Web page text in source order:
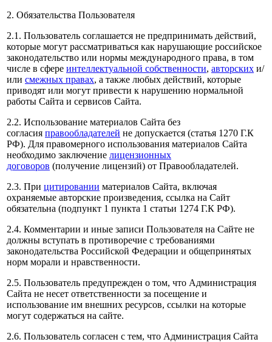
2. Обязательства Пользователя
2.1. Пользователь соглашается не предпринимать действий,
которые могут рассматриваться как нарушающие российское
законодательство или нормы международного права, в том
числе в сфере интеллектуальной собственности, авторских и/
или смежных правах, а также любых действий, которые
приводят или могут привести к нарушению нормальной
работы Сайта и сервисов Сайта.
2.2. Использование материалов Сайта без
согласия правообладателей не допускается (статья 1270 Г.К
РФ). Для правомерного использования материалов Сайта
необходимо заключение лицензионных
договоров (получение лицензий) от Правообладателей.
2.3. При цитировании материалов Сайта, включая
охраняемые авторские произведения, ссылка на Сайт
обязательна (подпункт 1 пункта 1 статьи 1274 Г.К РФ).
2.4. Комментарии и иные записи Пользователя на Сайте не
должны вступать в противоречие с требованиями
законодательства Российской Федерации и общепринятых
норм морали и нравственности.
2.5. Пользователь предупрежден о том, что Администрация
Сайта не несет ответственности за посещение и
использование им внешних ресурсов, ссылки на которые
могут содержаться на сайте.
2.6. Пользователь согласен с тем, что Администрация Сайта